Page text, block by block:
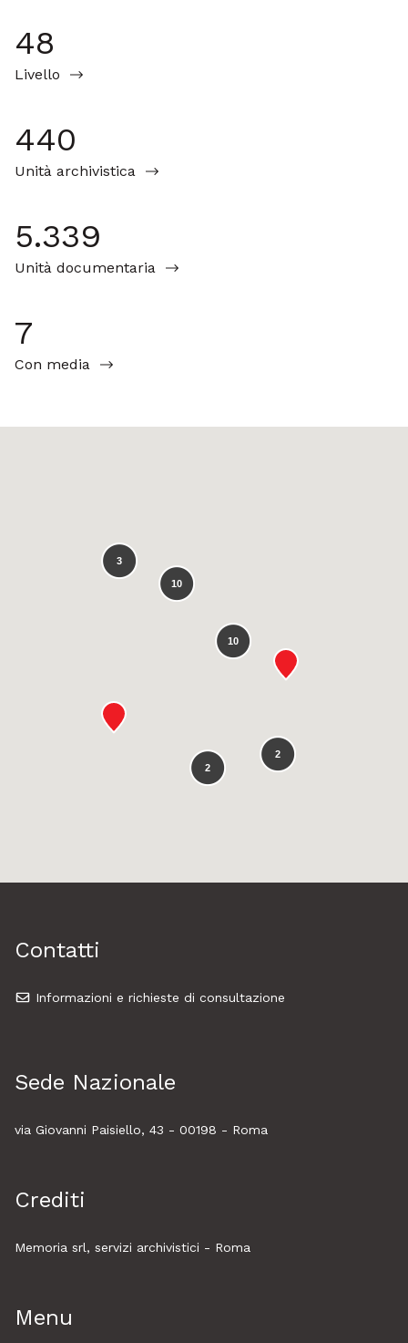
48
Livello
440
Unità archivistica
5.339
Unità documentaria
7
Con media
10
2
10
3
2
Contatti
Informazioni e richieste di consultazione
Sede Nazionale
via Giovanni Paisiello, 43 - 00198 - Roma
Crediti
Memoria srl, servizi archivistici - Roma
Menu